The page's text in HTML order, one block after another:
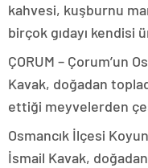
kahvesi, kuşburnu
birçok gıdayı kendisi
ÇORUM – Çorum’un
Kavak, doğadan
ettiği meyvelerden
Osmancık İlçesi
İsmail Kavak,